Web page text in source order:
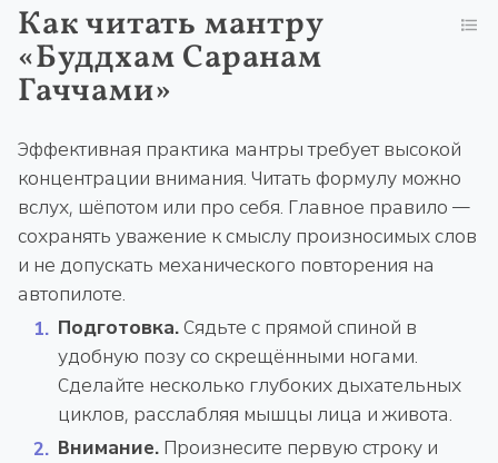
Как читать мантру
«Буддхам Саранам
Гаччами»
Эффективная практика мантры требует высокой
концентрации внимания. Читать формулу можно
вслух, шёпотом или про себя. Главное правило —
сохранять уважение к смыслу произносимых слов
и не допускать механического повторения на
автопилоте.
Подготовка.Сядьте с прямой спиной в
удобную позу со скрещёнными ногами.
Сделайте несколько глубоких дыхательных
циклов, расслабляя мышцы лица и живота.
Внимание. Произнесите первую строку и